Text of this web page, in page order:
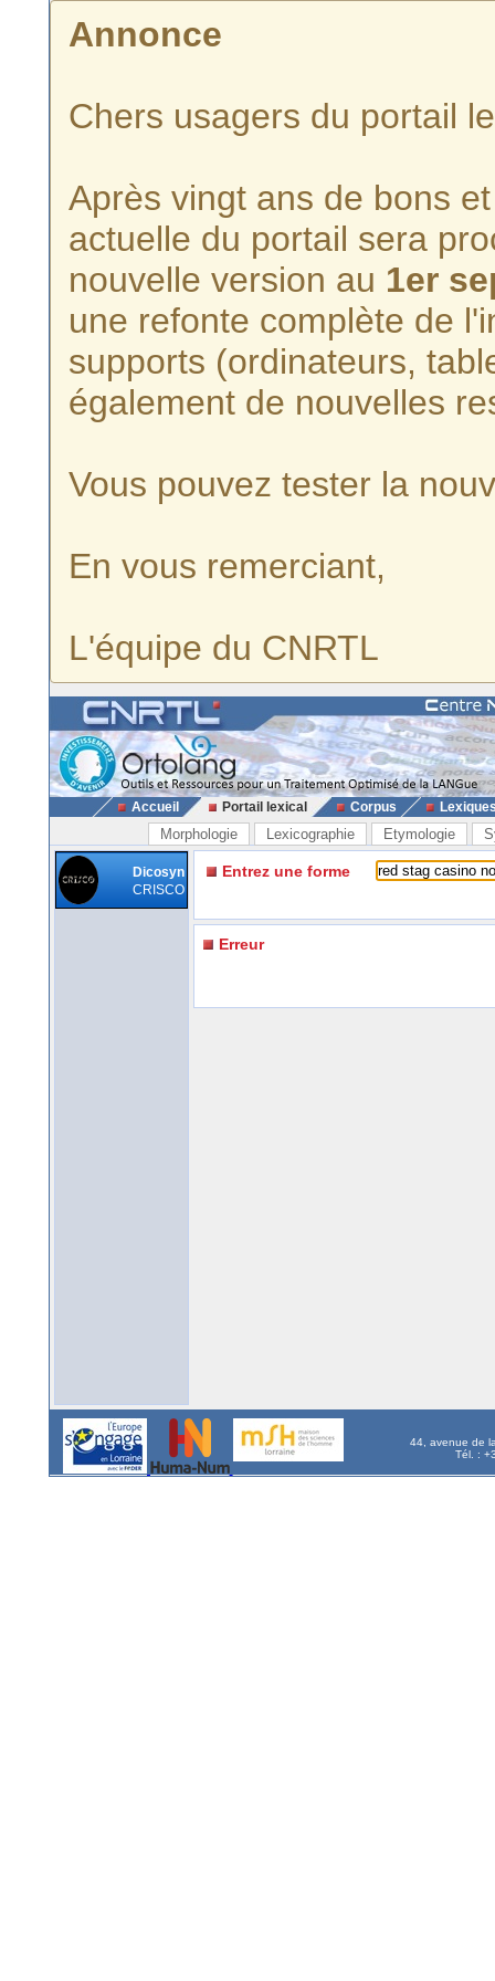
Annonce
Chers usagers du portail
Après vingt ans de bons
actuelle du portail sera
nouvelle version au 1er
une refonte complète de
supports (ordinateurs,
également de nouvelles
Vous pouvez tester la
En vous remerciant,
L'équipe du CNRTL
Accueil Portail lexical Corpus
Morphologie Lexicographie Etymologie
Dicosyn
CRISCO
Entrez une forme
Erreur
44, avenue de
Tél. :